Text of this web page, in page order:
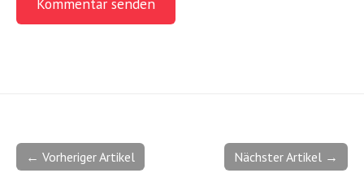
Nächster Artikel →
← Vorheriger Artikel